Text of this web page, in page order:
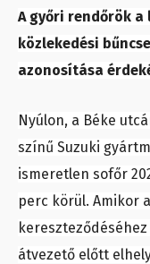
A győri rendőrök
közlekedési
azonosítása
Nyúlon, a Béke
színű Suzuki
ismeretlen sofőr
perc körül. Amikor
átvezető előtt